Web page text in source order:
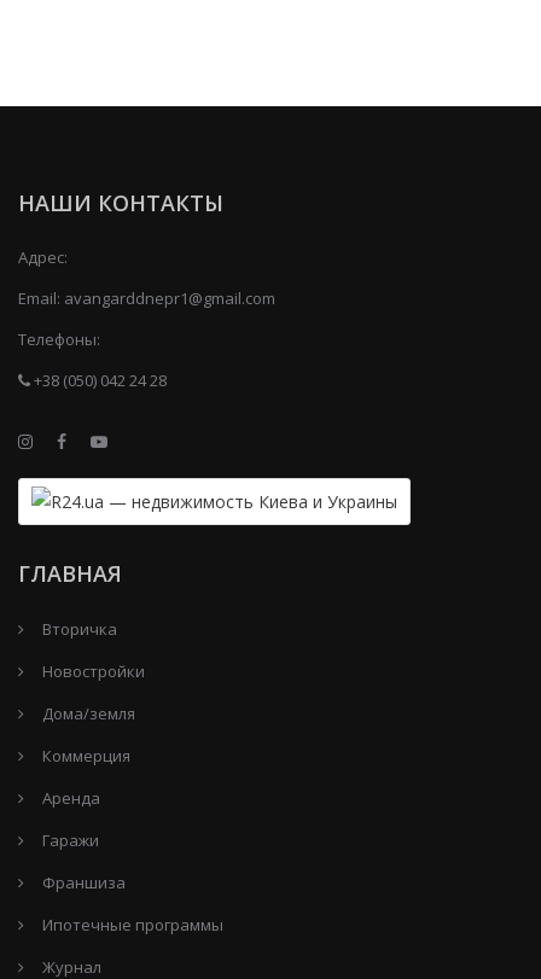
НАШИ КОНТАКТЫ
Адрес:
Email: avangarddnepr1@gmail.com
Телефоны:
+38 (050) 042 24 28
ГЛАВНАЯ
Вторичка
Новостройки
Дома/земля
Коммерция
Аренда
Гаражи
Франшиза
Ипотечные программы
Журнал